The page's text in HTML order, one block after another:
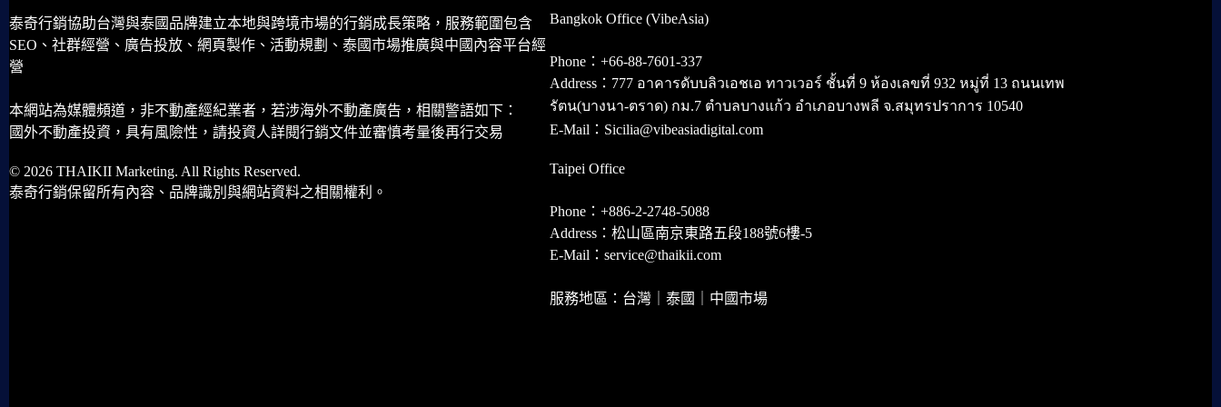
泰奇行銷協助台灣與泰國品牌建立本地與跨境市場的行銷成長策略，服務範圍包含
SEO、社群經營、廣告投放、網頁製作、活動規劃、泰國市場推廣與中國內容平台經
營
本網站為媒體頻道，非不動產經紀業者，若涉海外不動產廣告，相關警語如下：
國外不動產投資，具有風險性，請投資人詳閱行銷文件並審慎考量後再行交易
© 2026 THAIKII Marketing. All Rights Reserved.
泰奇行銷保留所有內容、品牌識別與網站資料之相關權利。
Bangkok Office (VibeAsia)
Phone：+66-88-7601-337
Address：777 อาคารดับบลิวเอชเอ ทาวเวอร์ ชั้นที่ 9 ห้องเลขที่ 932 หมู่ที่ 13 ถนนเทพ
รัตน(บางนา-ตราด) กม.7 ตำบลบางแก้ว อำเภอบางพลี จ.สมุทรปราการ 10540
E-Mail：Sicilia@vibeasiadigital.com
Taipei Office
Phone：+886-2-2748-5088
Address：松山區南京東路五段188號6樓-5
E-Mail：service@thaikii.com
服務地區：台灣｜泰國｜中國市場